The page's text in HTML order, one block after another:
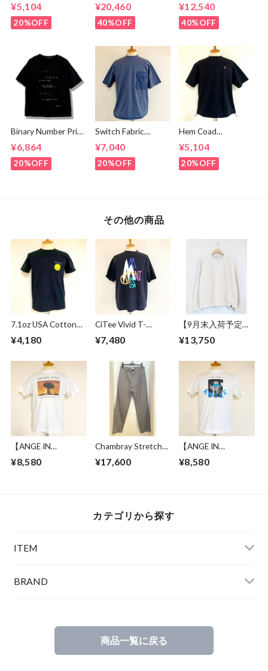
shirts White /
Brown
¥5,104
20%OFF
¥20,460
40%OFF
¥12,540
40%OFF
Binary Number Print
T-shirts Black
¥6,864
20%OFF
Switch Fabric
Pocket T-shirts
Ash Navy
¥7,040
20%OFF
Hem Coad
Embroidery T-
shirts Black /
Brown
¥5,104
20%OFF
その他の商品
7.1oz USA Cotton
Body "SMILE"
Pocket S/S T-
¥4,180
CiTee Vivid T-
shirts Black
¥7,480
【9月末入荷予定】
Over Size Knit Cut &
Sewn Off White
¥13,750
【ANGE IN
DISGUISE】 Print T-
shirts #SWING
¥8,580
Chambray Stretch
Straight Slacks
Pants Gray
¥17,600
【ANGE IN
DISGUISE】 Print T-
shirts #FUN
¥8,580
カテゴリから探す
ITEM
BRAND
商品一覧に戻る